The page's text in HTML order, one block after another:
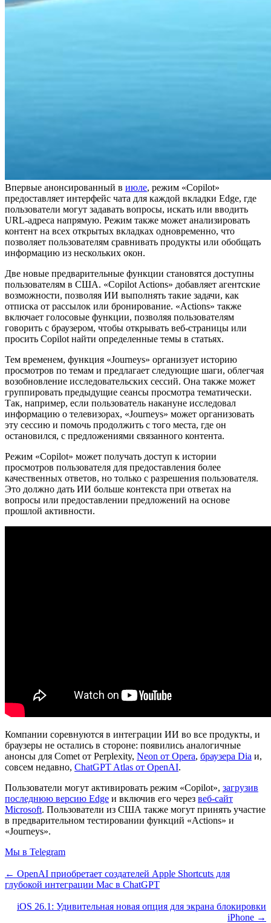
Впервые анонсированный в июле, режим «Copilot»
предоставляет интерфейс чата для каждой вкладки Edge, где
пользователи могут задавать вопросы, искать или вводить
URL-адреса напрямую. Режим также может анализировать
контент на всех открытых вкладках одновременно, что
позволяет пользователям сравнивать продукты или обобщать
информацию из нескольких окон.
Две новые предварительные функции становятся доступны
пользователям в США. «Copilot Actions» добавляет агентские
возможности, позволяя ИИ выполнять такие задачи, как
отписка от рассылок или бронирование. «Actions» также
включает голосовые функции, позволяя пользователям
говорить с браузером, чтобы открывать веб-страницы или
просить Copilot найти определенные темы в статьях.
Тем временем, функция «Journeys» организует историю
просмотров по темам и предлагает следующие шаги, облегчая
возобновление исследовательских сессий. Она также может
группировать предыдущие сеансы просмотра тематически.
Так, например, если пользователь накануне исследовал
информацию о телевизорах, «Journeys» может организовать
эту сессию и помочь продолжить с того места, где он
остановился, с предложениями связанного контента.
Режим «Copilot» может получать доступ к истории
просмотров пользователя для предоставления более
качественных ответов, но только с разрешения пользователя.
Это должно дать ИИ больше контекста при ответах на
вопросы или предоставлении предложений на основе
прошлой активности.
Компании соревнуются в интеграции ИИ во все продукты, и
браузеры не остались в стороне: появились аналогичные
анонсы для Comet от Perplexity, Neon от Opera, браузера Dia и,
совсем недавно, ChatGPT Atlas от OpenAI.
Пользователи могут активировать режим «Copilot», загрузив
последнюю версию Edge и включив его через веб-сайт
Microsoft. Пользователи из США также могут принять участие
в предварительном тестировании функций «Actions» и
«Journeys».
Мы в Telegram
← OpenAI приобретает создателей Apple Shortcuts для
глубокой интеграции Mac в ChatGPT
iOS 26.1: Удивительная новая опция для экрана блокировки
iPhone →